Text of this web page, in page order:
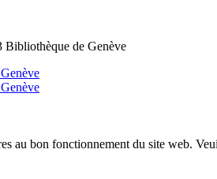
Bibliothèque de Genève
au bon fonctionnement du site web.